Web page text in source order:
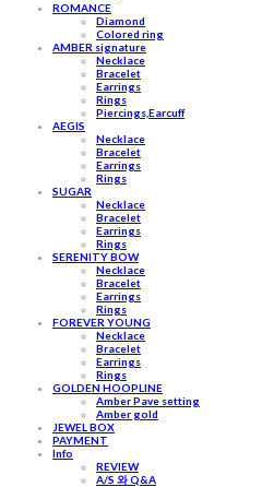
ROMANCE
Diamond
Colored ring
AMBER signature
Necklace
Bracelet
Earrings
Rings
Piercings,Earcuff
AEGIS
Necklace
Bracelet
Earrings
Rings
SUGAR
Necklace
Bracelet
Earrings
Rings
SERENITY BOW
Necklace
Bracelet
Earrings
Rings
FOREVER YOUNG
Necklace
Bracelet
Earrings
Rings
GOLDEN HOOPLINE
Amber Pave setting
Amber gold
JEWEL BOX
PAYMENT
Info
REVIEW
A/S 와 Q&A